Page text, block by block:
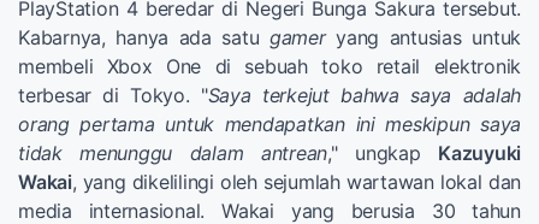
PlayStation 4 beredar di Negeri Bunga Sakura tersebut.
Kabarnya, hanya ada satu gameryang antusias untuk
membeli Xbox One di sebuah toko retail elektronik
terbesar di Tokyo. "Saya terkejut bahwa saya adalah
orang pertama untuk mendapatkan ini meskipun saya
tidak menunggu dalam antrean," ungkap Kazuyuki
Wakai, yang dikelilingi oleh sejumlah wartawan lokal dan
media internasional. Wakai yang berusia 30 tahun